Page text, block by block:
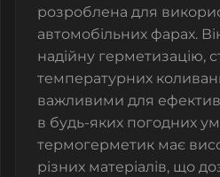
розроблена для
автомобільних фарах.
надійну герметизацію,
температурних
важливими для
в будь-яких погодних
термогерметик має
різних матеріалів, що